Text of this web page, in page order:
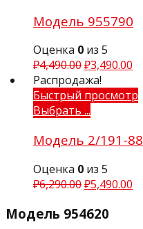
Модель 955790
Оценка 0 из 5
₽4,490.00₽3,490.00
Распродажа!
Быстрый просмотр
Выбрать ...
Модель 2/191-88
Оценка 0 из 5
₽6,290.00₽5,490.00
Модель 954620